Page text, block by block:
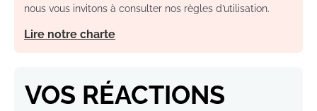
nous vous invitons à consulter nos règles d’utilisation.
Lire notre charte
VOS RÉACTIONS